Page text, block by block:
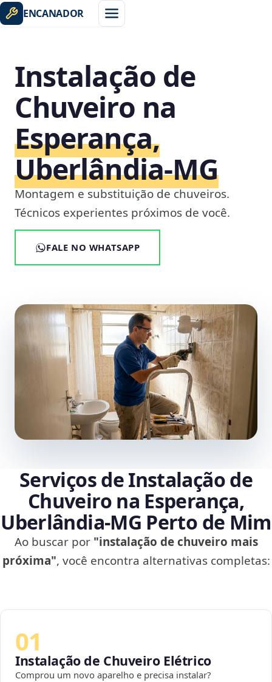
ENCANADOR
Instalação de
Chuveiro na
Esperança,
Uberlândia‑MG
Montagem e substituição de chuveiros.
Técnicos experientes próximos de você.
FALE NO WHATSAPP
Serviços de Instalação de
Chuveiro na Esperança,
Uberlândia‑MG Perto de Mim
Ao buscar por "instalação de chuveiro mais
próxima", você encontra alternativas completas:
01
Instalação de Chuveiro Elétrico
Comprou um novo aparelho e precisa instalar?